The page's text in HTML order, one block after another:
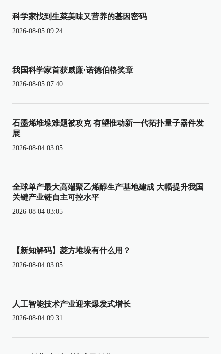
科学家找到生菜美味又营养的基因密码
2026-08-05 09:24
我国科学家首获威廉·诺德伯格奖章
2026-08-05 07:40
石墨烯堆垛难题被攻克 有望推动新一代拓扑量子器件发
展
2026-08-04 03:05
全球单产最大高端聚乙烯醇生产基地建成 大幅提升我国
关键产业链自主可控水平
2026-08-04 03:05
【新知解码】菱方堆垛有什么用？
2026-08-04 03:05
人工智能技术产业迎来爆发式增长
2026-08-04 09:31